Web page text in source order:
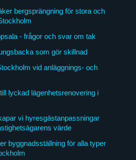
bergsprängning för stora och
- frågor och svar om tak
som gör skillnad
vid anläggnings- och
lyckad lägenhetsrenovering i
vi hyresgästanpassningar
värde
byggnadsställning för alla typer